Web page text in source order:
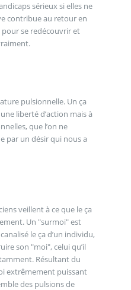
sérieux si elles ne
contribue au retour en
se redécouvrir et
pulsionnelle. Un ça
liberté d’action mais à
que l’on ne
par un désir qui nous a
veillent à ce que le ça
Un "surmoi" est
le ça d’un individu,
son "moi", celui qu’il
Résultant du
extrêmement puissant
des pulsions de